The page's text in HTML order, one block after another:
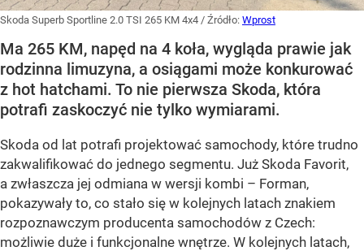
Skoda Superb Sportline 2.0 TSI 265 KM 4x4 / Źródło: Wprost
Ma 265 KM, napęd na 4 koła, wygląda prawie jak
rodzinna limuzyna, a osiągami może konkurować
z hot hatchami. To nie pierwsza Skoda, która
potrafi zaskoczyć nie tylko wymiarami.
Skoda od lat potrafi projektować samochody, które trudno
zakwalifikować do jednego segmentu. Już Skoda Favorit,
a zwłaszcza jej odmiana w wersji kombi – Forman,
pokazywały to, co stało się w kolejnych latach znakiem
rozpoznawczym producenta samochodów z Czech:
możliwie duże i funkcjonalne wnętrze. W kolejnych latach,